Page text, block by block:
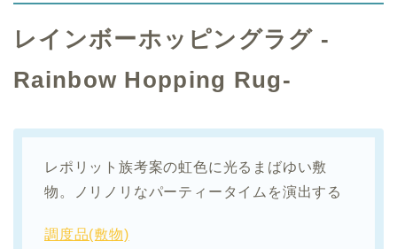
レインボーホッピングラグ -
Rainbow Hopping Rug-
レポリット族考案の虹色に光るまばゆい敷
物。ノリノリなパーティータイムを演出する
調度品(敷物)